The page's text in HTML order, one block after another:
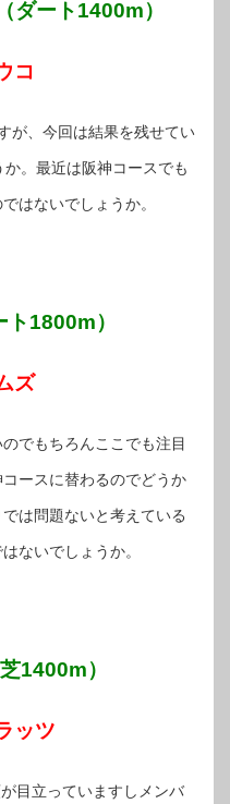
ート1400m）
コ
が、今回は結果を残せてい
。最近は阪神コースでも
はないでしょうか。
1800m）
ズ
でもちろんここでも注目
ースに替わるのでどうか
は問題ないと考えている
ないでしょうか。
1400m）
ッツ
目立っていますしメンバ